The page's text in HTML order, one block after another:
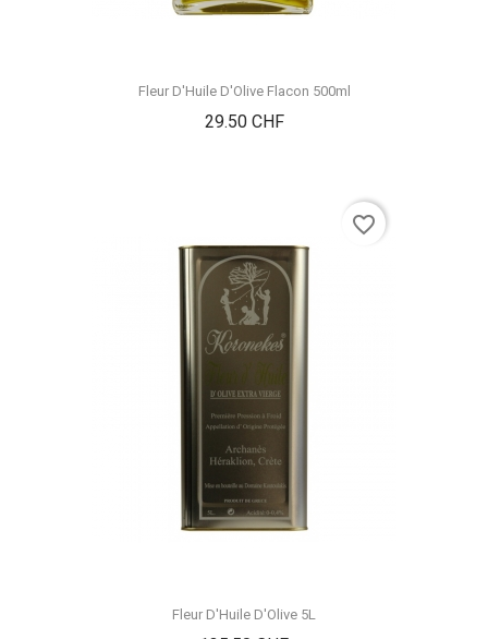
Fleur D'Huile D'Olive Flacon 500ml
29.50 CHFPrix
Fleur D'Huile D'Olive 5L
favorite_border